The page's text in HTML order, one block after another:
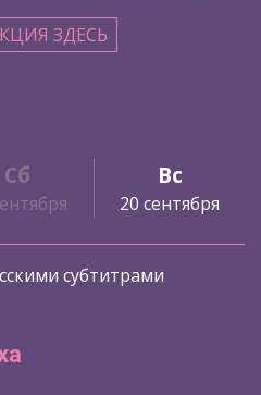
ЗДЕСЬ
Сб Вс
20 сентября
субтитрами